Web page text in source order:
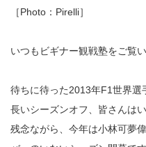
［Photo：Pirelli］
いつもビギナー観戦塾をご覧
待ちに待った2013年F1世界選
長いシーズンオフ、皆さんは
残念ながら、今年は小林可夢